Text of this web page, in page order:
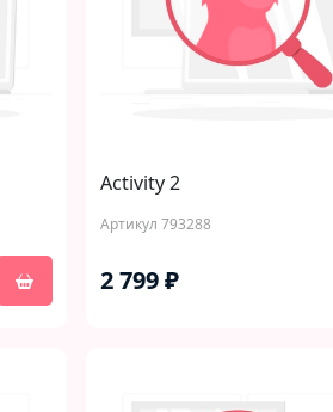
Activity 2
Артикул 793288
2 799 ₽